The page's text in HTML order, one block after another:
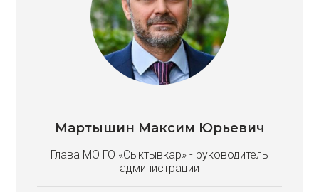
Мартышин Максим Юрьевич
Глава МО ГО «Сыктывкар» - руководитель
администрации